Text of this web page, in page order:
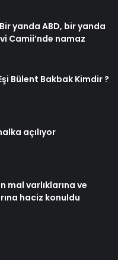
yanda ABD, bir yanda
Camii’nde namaz
Bülent Bakbak Kimdir ?
açılıyor
mal varlıklarına ve
haciz konuldu